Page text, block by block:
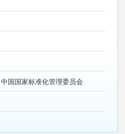
国国家标准化管理委员会